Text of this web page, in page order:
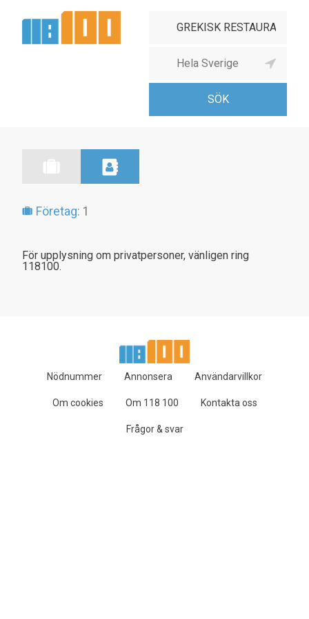
Företag: 1
För upplysning om privatpersoner, vänligen ring
118100.
Nödnummer Annonsera Användarvillkor
Om cookies Om 118 100 Kontakta oss
Frågor & svar